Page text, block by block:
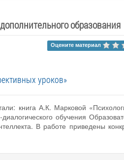
образования
Оцените материал
уроков»
книга А.К. Марковой
обучения
В работе приведены